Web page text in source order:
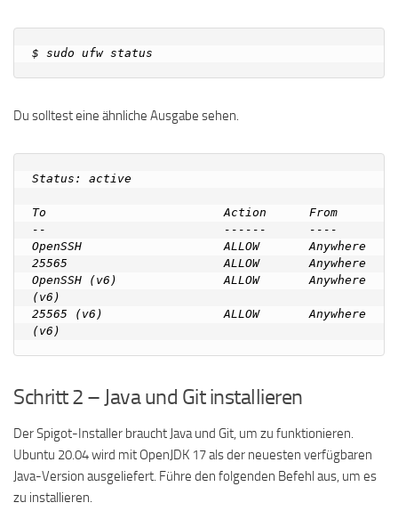
Du solltest eine ähnliche Ausgabe sehen.
Status: active
To                         Action      From
--                         ------      ----
OpenSSH                    ALLOW       Anywhere
25565                      ALLOW       Anywhere
OpenSSH (v6)               ALLOW       Anywhere
(v6)
25565 (v6)                 ALLOW       Anywhere
Schritt 2 – Java und Git installieren
Der Spigot-Installer braucht Java und Git, um zu funktionieren.
Ubuntu 20.04 wird mit OpenJDK 17 als der neuesten verfügbaren
Java-Version ausgeliefert. Führe den folgenden Befehl aus, um es
zu installieren.